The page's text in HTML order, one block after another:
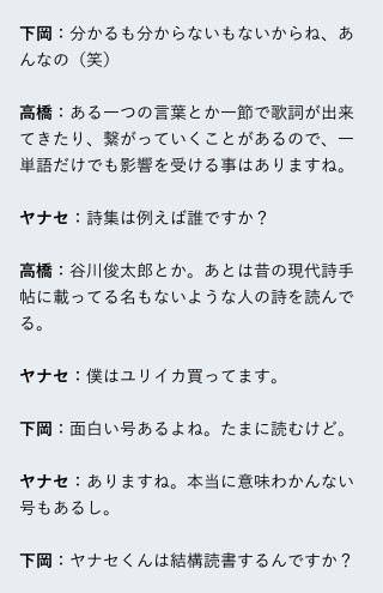
下岡 ：分かるも分からないもないからね、あ
んなの（笑）
高橋 ：ある一つの言葉とか一節で歌詞が出来
てきたり、繋がっていくことがあるので、一
単語だけでも影響を受ける事はありますね。
ヤナセ ：詩集は例えば誰ですか？
高橋 ：谷川俊太郎とか。あとは昔の現代詩手
帖に載ってる名もないような人の詩を読んで
る。
ヤナセ ：僕はユリイカ買ってます。
下岡 ：面白い号あるよね。たまに読むけど。
ヤナセ ：ありますね。本当に意味わかんない
号もあるし。
下岡 ：ヤナセくんは結構読書するんですか？